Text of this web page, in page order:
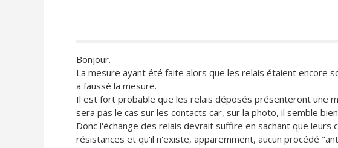
Bonjour.
La mesure ayant été faite alors que les relais étaient encore
a faussé la mesure.
Il est fort probable que les relais déposés présenteront une
sera pas le cas sur les contacts car, sur la photo, il semble
Donc l'échange des relais devrait suffire en sachant que
résistances et qu'il n'existe, apparemment, aucun procédé